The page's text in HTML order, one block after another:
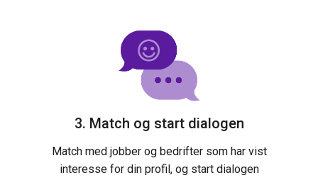
3. Match og start dialogen
Match med jobber og bedrifter som har vist
interesse for din profil, og start dialogen